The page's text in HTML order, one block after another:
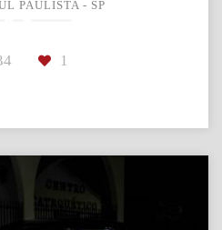
PAULISTA - SP
1